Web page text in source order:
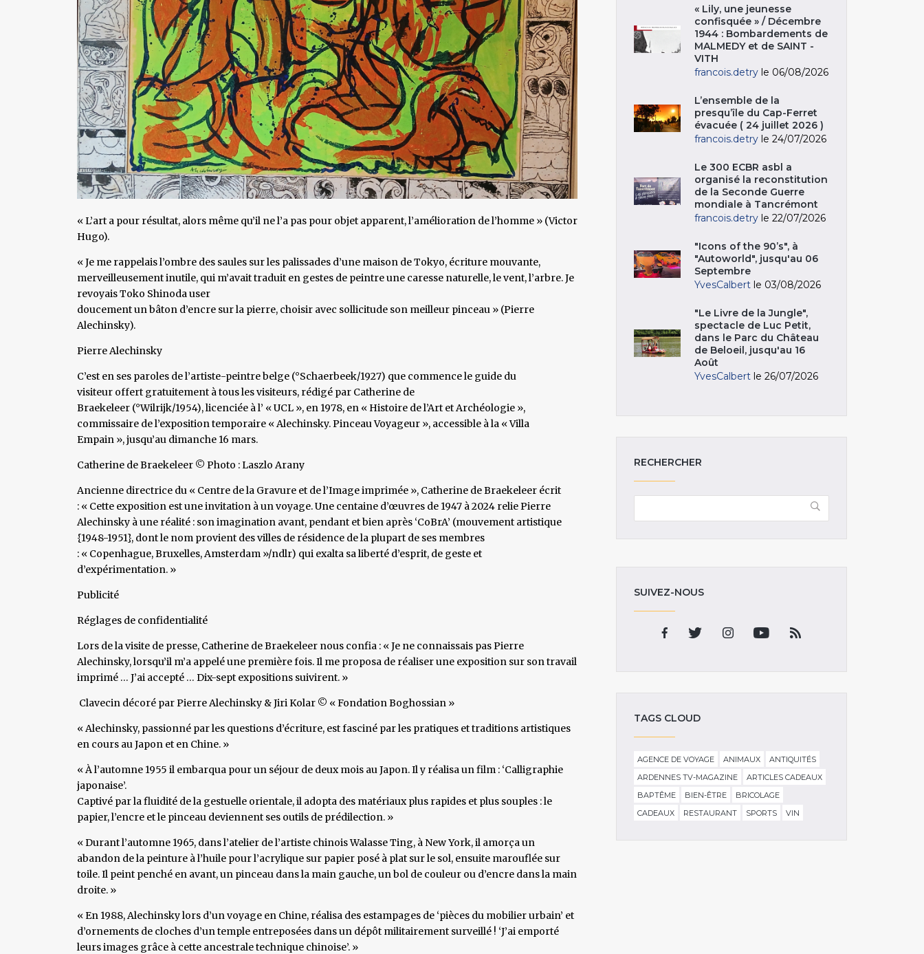
« L’art a pour résultat, alors même qu’il ne l’a pas pour objet apparent, l’amélioration de l’homme » (Victor
Hugo).
« Je me rappelais l’ombre des saules sur les palissades d’une maison de Tokyo, écriture mouvante,
merveilleusement inutile, qui m’avait traduit en gestes de peintre une caresse naturelle, le vent, l’arbre. Je
revoyais Toko Shinoda user
doucement un bâton d’encre sur la pierre, choisir avec sollicitude son meilleur pinceau » (Pierre
Alechinsky).
Pierre Alechinsky
C’est en ses paroles de l’artiste-peintre belge (°Schaerbeek/1927) que commence le guide du
visiteur offert gratuitement à tous les visiteurs, rédigé par Catherine de
Braekeleer (°Wilrijk/1954), licenciée à l’ « UCL », en 1978, en « Histoire de l’Art et Archéologie »,
commissaire de l’exposition temporaire « Alechinsky. Pinceau Voyageur », accessible à la « Villa
Empain », jusqu’au dimanche 16 mars.
Catherine de Braekeleer © Photo : Laszlo Arany
Ancienne directrice du « Centre de la Gravure et de l’Image imprimée », Catherine de Braekeleer écrit
: « Cette exposition est une invitation à un voyage. Une centaine d’œuvres de 1947 à 2024 relie Pierre
Alechinsky à une réalité : son imagination avant, pendant et bien après ‘CoBrA’ (mouvement artistique
{1948-1951}, dont le nom provient des villes de résidence de la plupart de ses membres
: « Copenhague, Bruxelles, Amsterdam »/ndlr) qui exalta sa liberté d’esprit, de geste et
d’expérimentation. »
Publicité
Réglages de confidentialité
Lors de la visite de presse, Catherine de Braekeleer nous confia : « Je ne connaissais pas Pierre
Alechinsky, lorsqu’il m’a appelé une première fois. Il me proposa de réaliser une exposition sur son travail
imprimé … J’ai accepté … Dix-sept expositions suivirent. »
Clavecin décoré par Pierre Alechinsky & Jiri Kolar © « Fondation Boghossian »
« Alechinsky, passionné par les questions d’écriture, est fasciné par les pratiques et traditions artistiques
en cours au Japon et en Chine. »
« À l’automne 1955 il embarqua pour un séjour de deux mois au Japon. Il y réalisa un film : ‘Calligraphie
japonaise’.
Captivé par la fluidité de la gestuelle orientale, il adopta des matériaux plus rapides et plus souples : le
papier, l’encre et le pinceau deviennent ses outils de prédilection. »
« Durant l’automne 1965, dans l’atelier de l’artiste chinois Walasse Ting, à New York, il amorça un
abandon de la peinture à l’huile pour l’acrylique sur papier posé à plat sur le sol, ensuite marouflée sur
toile. Il peint penché en avant, un pinceau dans la main gauche, un bol de couleur ou d’encre dans la main
droite. »
« En 1988, Alechinsky lors d’un voyage en Chine, réalisa des estampages de ‘pièces du mobilier urbain’ et
d’ornements de cloches d’un temple entreposées dans un dépôt militairement surveillé ! ‘J’ai emporté
leurs images grâce à cette ancestrale technique chinoise’. »
« Lily, une jeunesse
confisquée » / Décembre
1944 : Bombardements de
MALMEDY et de SAINT -
VITH
francois.detry le 06/08/2026
L’ensemble de la
presqu’île du Cap-Ferret
évacuée ( 24 juillet 2026 )
francois.detry le 24/07/2026
Le 300 ECBR asbl a
organisé la reconstitution
de la Seconde Guerre
mondiale à Tancrémont
francois.detry le 22/07/2026
"Icons of the 90’s", à
"Autoworld", jusqu'au 06
Septembre
YvesCalbert le 03/08/2026
"Le Livre de la Jungle",
spectacle de Luc Petit,
dans le Parc du Château
de Beloeil, jusqu'au 16
Août
YvesCalbert le 26/07/2026
RECHERCHER
SUIVEZ-NOUS
TAGS CLOUD
AGENCE DE VOYAGE ANIMAUX
ANTIQUITÉS
ARDENNES TV-MAGAZINE
ARTICLES CADEAUX
BAPTÊME
BIEN-ÊTRE
BRICOLAGE
CADEAUX
RESTAURANT SPORTS VIN